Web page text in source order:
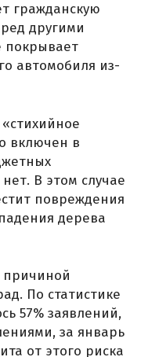
гражданскую
другими
покрывает
автомобиля из-
включен в
В этом случае
повреждения
дерева
причиной
По статистике
57% заявлений,
за январь
от этого риска